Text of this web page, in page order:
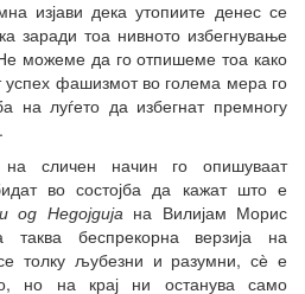
изјави дека утопиите денес се
заради тоа нивното избегнување
можеме да го отпишеме тоа како
успех фашизмот во голема мера го
на луѓето да избегнат премногу
на сличен начин го опишуваат
во состојба да кажат што е
од Недојдија на Вилијам Морис
беспрекорна верзија на
толку љубезни и разумни, сѐ е
но на крај ни останува само